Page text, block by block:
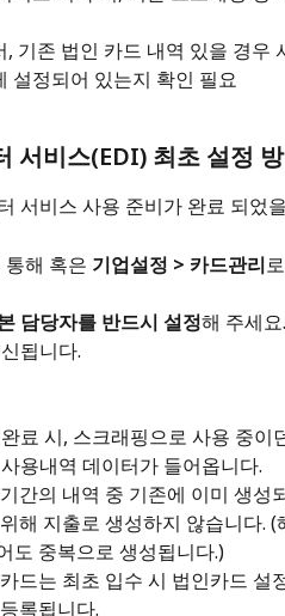
, 기존 법인 카드 내역 있을 경우
설정되어 있는지 확인 필요
서비스(EDI) 최초 설정
서비스 사용 준비가 완료 되었
해 혹은 기업설정 > 카드관리
담당자를 반드시 설정해 주세
됩니다.
료 시, 스크래핑으로 사용 중
용내역 데이터가 들어옵니다.
간의 내역 중 기존에 이미 생성
해 지출로 생성하지 않습니다.
도 중복으로 생성됩니다.)
드는 최초 입수 시 법인카드
록됩니다.